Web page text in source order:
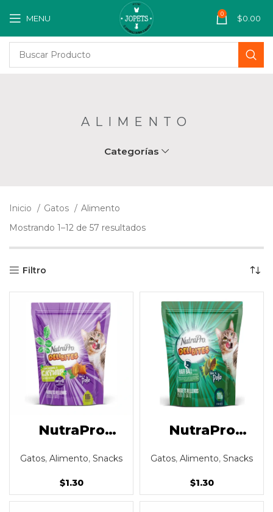
MENU 0 $0.00
ALIMENTO
Categorías
Inicio Gatos
Alimento
Mostrando 1–12 de 57 resultados
Filtro
NutraPro
con catnip
sabor Pollo
100gr
Gatos, Alimento, Snacks
$1.30
NutraPro
Hair Ball sabor
Pollo 100gr
Gatos, Alimento, Snacks
$1.30